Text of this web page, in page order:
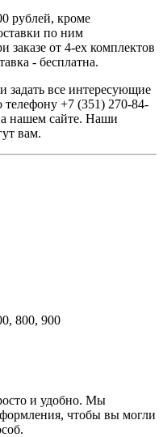
рублей, кроме
по ним
заказе от 4-ех комплектов
- бесплатна.
задать все интересующие
+7 (351) 270-84-
нашем сайте. Наши
вам.
800, 900
и удобно. Мы
чтобы вы могли